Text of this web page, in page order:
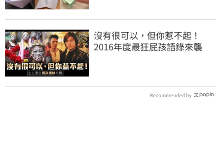
沒有很可以，但你惹不起！
2016年度最狂屁孩語錄來襲
Recommended by